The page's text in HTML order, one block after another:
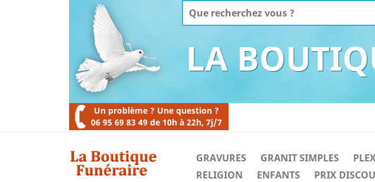
LA
Un problème ? Une question ?
06 95 69 83 49 de 10h à 22h, 7j/7
GRAVURES GRANIT SIMPLES
RELIGION
ENFANTS PRIX